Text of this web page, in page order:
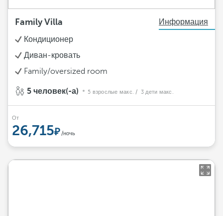
Family Villa
Информация
Кондиционер
Диван-кровать
Family/oversized room
5 человек(-а) 5 взрослые макс. / 3 дети макс.
От
26,715 /ночь